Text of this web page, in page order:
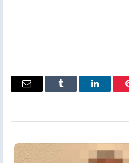
لينكدإن Tumblr
البريد